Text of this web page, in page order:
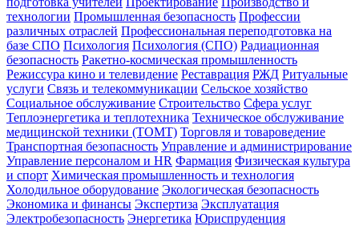
технологии Промышленная безопасность Профессии
различных отраслей Профессиональная переподготовка на
базе СПО Психология Психология (СПО) Радиационная
безопасность Ракетно-космическая промышленность
Режиссура кино и телевидение Реставрация РЖД Ритуальные
услуги Связь и телекоммуникации Сельское хозяйство
Социальное обслуживание Строительство Сфера услуг
Теплоэнергетика и теплотехника Техническое обслуживание
медицинской техники (ТОМТ) Торговля и товароведение
Транспортная безопасность Управление и администрирование
Управление персоналом и HR Фармация Физическая культура
и спорт Химическая промышленность и технология
Холодильное оборудование Экологическая безопасность
Экономика и финансы Экспертиза Эксплуатация
Электробезопасность Энергетика Юриспруденция